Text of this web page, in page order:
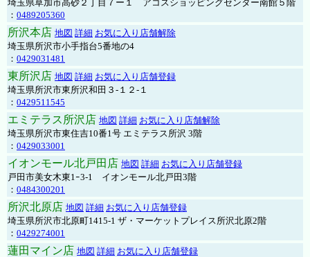
埼玉県草加市高砂２丁目７ー１ アコスショッピングセンター南館５階
： 0489205360
所沢本店 地図 詳細 お気に入り店舗解除
埼玉県所沢市小手指台5番地の4
： 0429031481
東所沢店 地図 詳細 お気に入り店舗登録
埼玉県所沢市東所沢和田３-１２-１
： 0429511545
エミテラス所沢店 地図 詳細 お気に入り店舗解除
埼玉県所沢市東住吉10番1号 エミテラス所沢 3階
： 0429033001
イオンモール北戸田店 地図 詳細 お気に入り店舗登録
戸田市美女木東1ｰ3‐1 イオンモール北戸田3階
： 0484300201
所沢北原店 地図 詳細 お気に入り店舗登録
埼玉県所沢市北原町1415-1 ザ・マーケットプレイス所沢北原2階
： 0429274001
蓮田マイン店 地図 詳細 お気に入り店舗登録